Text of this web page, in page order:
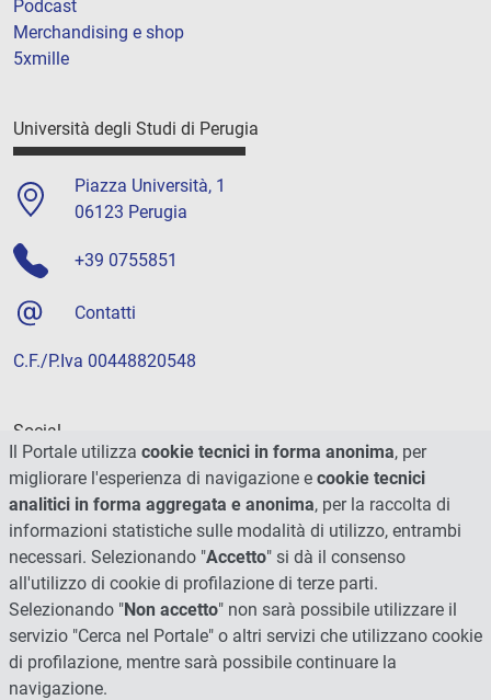
Podcast
Merchandising e shop
5xmille
Università degli Studi di Perugia
Piazza Università, 1
06123 Perugia
+39 0755851
Contatti
C.F./P.Iva 00448820548
Social
Il Portale utilizza cookie tecnici in forma anonima, per
migliorare l'esperienza di navigazione e cookie tecnici
analitici in forma aggregata e anonima, per la raccolta di
informazioni statistiche sulle modalità di utilizzo, entrambi
necessari. Selezionando "Accetto" si dà il consenso
all'utilizzo di cookie di profilazione di terze parti.
Selezionando "Non accetto" non sarà possibile utilizzare il
servizio "Cerca nel Portale" o altri servizi che utilizzano cookie
di profilazione, mentre sarà possibile continuare la
navigazione.